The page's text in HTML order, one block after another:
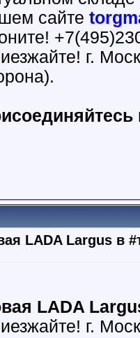
сайте
г.
LADA Largus в
LADA
г.